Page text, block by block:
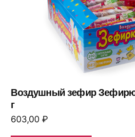
Воздушный зефир
г
603,00 ₽